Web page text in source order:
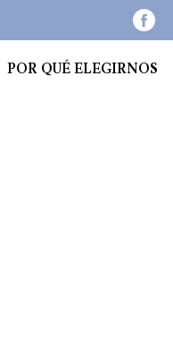
POR QUÉ ELEGIRNOS